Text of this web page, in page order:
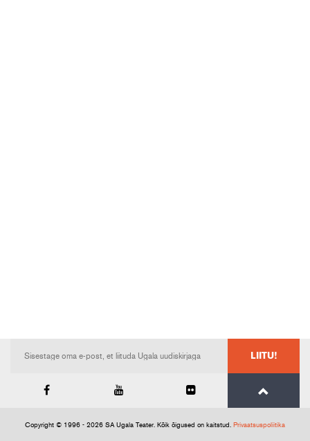
LIITU!
Copyright © 1996 - 2026 SA Ugala Teater. Kõik õigused on kaitstud. Privaatsuspoliitika